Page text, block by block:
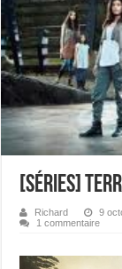
[Séries]
Richard 9
1 commentaire